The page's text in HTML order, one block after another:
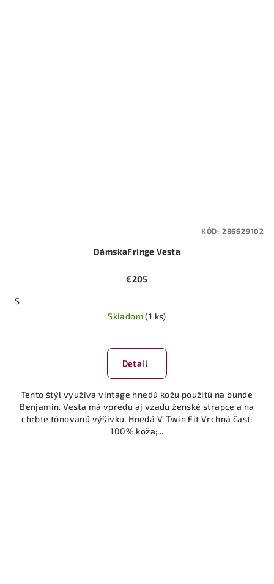
DámskaFringe Vesta
€205
S
Skladom(1 ks)
Detail
Tento štýl využíva vintage hnedú kožu použitú na bunde
Benjamin. Vesta má vpredu aj vzadu ženské strapce a na
chrbte tónovanú výšivku. Hnedá V-Twin Fit Vrchná časť:
100% koža;...
KÓD: 286629102